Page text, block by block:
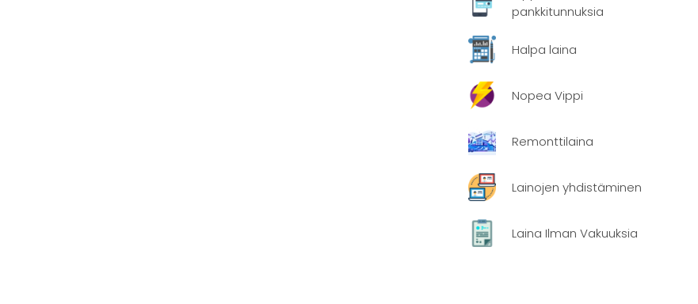
pankkitunnuksia
Halpa laina
Nopea Vippi
Remonttilaina
Lainojen yhdistäminen
Laina Ilman Vakuuksia